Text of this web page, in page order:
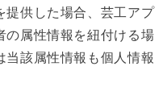
提供した場合、芸工アプ
の属性情報を紐付ける場
該属性情報も個人情報